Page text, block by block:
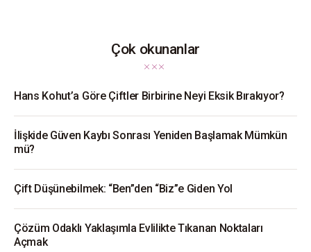
Çok okunanlar
Hans Kohut’a Göre Çiftler Birbirine Neyi Eksik Bırakıyor?
İlişkide Güven Kaybı Sonrası Yeniden Başlamak Mümkün
mü?
Çift Düşünebilmek: “Ben”den “Biz”e Giden Yol
Çözüm Odaklı Yaklaşımla Evlilikte Tıkanan Noktaları
Açmak